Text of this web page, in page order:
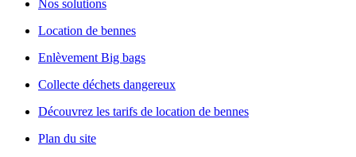
Nos solutions
Location de bennes
Enlèvement Big bags
Collecte déchets dangereux
Découvrez les tarifs de location de bennes
Plan du site